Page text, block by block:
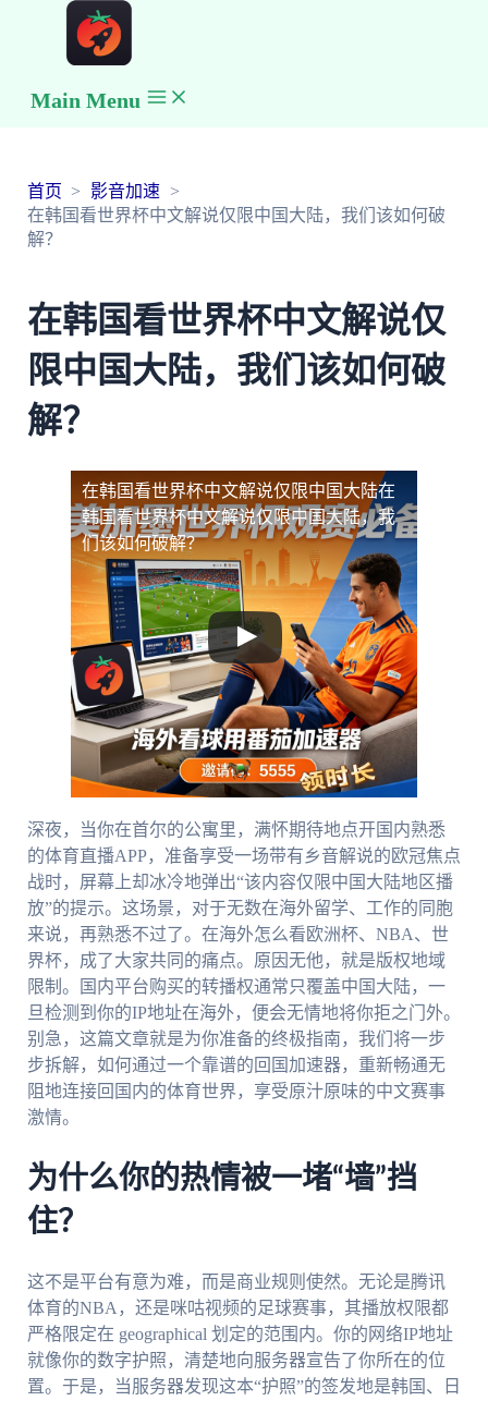
Main Menu
首页
影音加速
在韩国看世界杯中文解说仅限中国大陆，我们该如何破
解？
在韩国看世界杯中文解说仅
限中国大陆，我们该如何破
解？
在韩国看世界杯中文解说仅限中国大陆在
韩国看世界杯中文解说仅限中国大陆，我
们该如何破解？
深夜，当你在首尔的公寓里，满怀期待地点开国内熟悉
的体育直播APP，准备享受一场带有乡音解说的欧冠焦点
战时，屏幕上却冰冷地弹出“该内容仅限中国大陆地区播
放”的提示。这场景，对于无数在海外留学、工作的同胞
来说，再熟悉不过了。在海外怎么看欧洲杯、NBA、世
界杯，成了大家共同的痛点。原因无他，就是版权地域
限制。国内平台购买的转播权通常只覆盖中国大陆，一
旦检测到你的IP地址在海外，便会无情地将你拒之门外。
别急，这篇文章就是为你准备的终极指南，我们将一步
步拆解，如何通过一个靠谱的回国加速器，重新畅通无
阻地连接回国内的体育世界，享受原汁原味的中文赛事
激情。
为什么你的热情被一堵“墙”挡
住？
这不是平台有意为难，而是商业规则使然。无论是腾讯
体育的NBA，还是咪咕视频的足球赛事，其播放权限都
严格限定在 geographical 划定的范围内。你的网络IP地址
就像你的数字护照，清楚地向服务器宣告了你所在的位
置。于是，当服务器发现这本“护照”的签发地是韩国、日